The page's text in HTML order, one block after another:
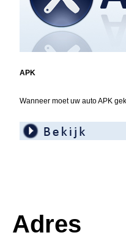
APK
Wanneer moet uw auto APK
Adres